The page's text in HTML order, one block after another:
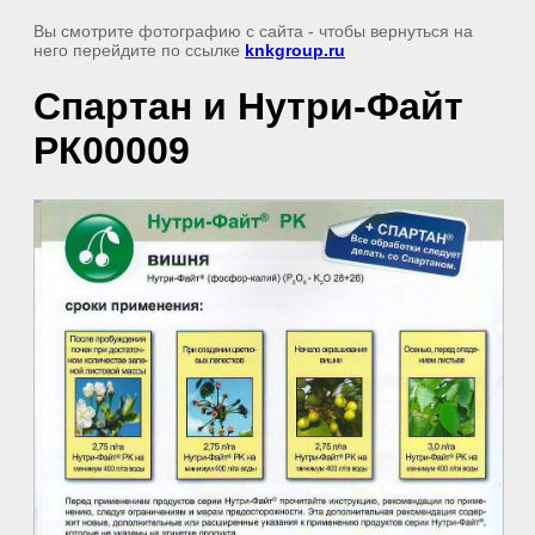
Вы смотрите фотографию с сайта - чтобы вернуться на
него перейдите по ссылке knkgroup.ru
Спартан и Нутри-Файт
РК00009